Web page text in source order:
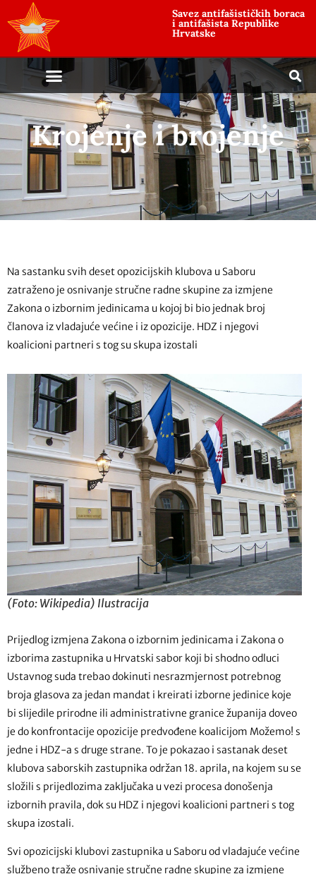
Savez antifašističkih boraca
i antifašista Republike
Hrvatske
Krojenje i brojenje
Na sastanku svih deset opozicijskih klubova u Saboru
zatraženo je osnivanje stručne radne skupine za izmjene
Zakona o izbornim jedinicama u kojoj bi bio jednak broj
članova iz vladajuće većine i iz opozicije. HDZ i njegovi
koalicioni partneri s tog su skupa izostali
(Foto: Wikipedia) Ilustracija
Prijedlog izmjena Zakona o izbornim jedinicama i Zakona o
izborima zastupnika u Hrvatski sabor koji bi shodno odluci
Ustavnog suda trebao dokinuti nesrazmjernost potrebnog
broja glasova za jedan mandat i kreirati izborne jedinice koje
bi slijedile prirodne ili administrativne granice županija doveo
je do konfrontacije opozicije predvođene koalicijom Možemo! s
jedne i HDZ-a s druge strane. To je pokazao i sastanak deset
klubova saborskih zastupnika održan 18. aprila, na kojem su se
složili s prijedlozima zaključaka u vezi procesa donošenja
izbornih pravila, dok su HDZ i njegovi koalicioni partneri s tog
skupa izostali.
Svi opozicijski klubovi zastupnika u Saboru od vladajuće većine
službeno traže osnivanje stručne radne skupine za izmjene